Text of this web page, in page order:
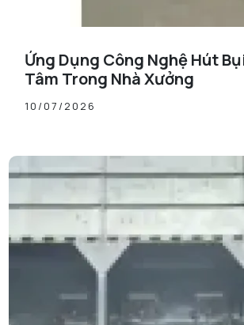
Ứng Dụng Công Nghệ Hút
Tâm Trong Nhà Xưởng
10/07/2026